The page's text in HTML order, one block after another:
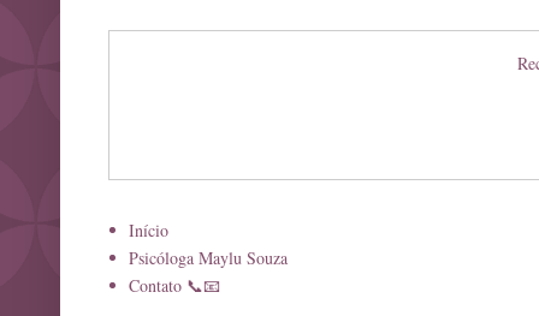
Início
Psicóloga Maylu Souza
Contato 📞📧